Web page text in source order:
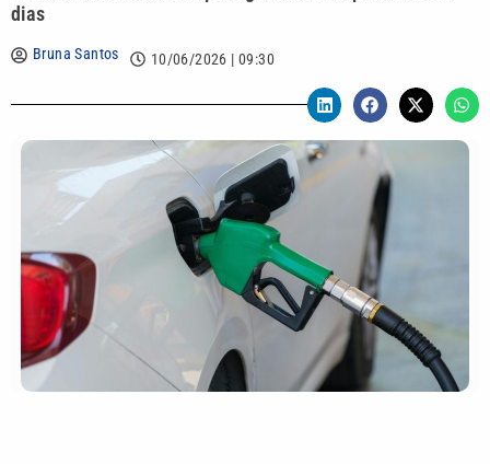
dias
Bruna Santos 10/06/2026 | 09:30